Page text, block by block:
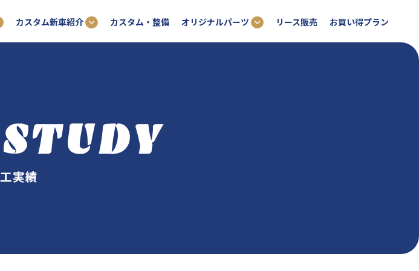
カスタム新車紹介 カスタム・整備 オリジナルパーツ リース販売 お買い得プラン
実績